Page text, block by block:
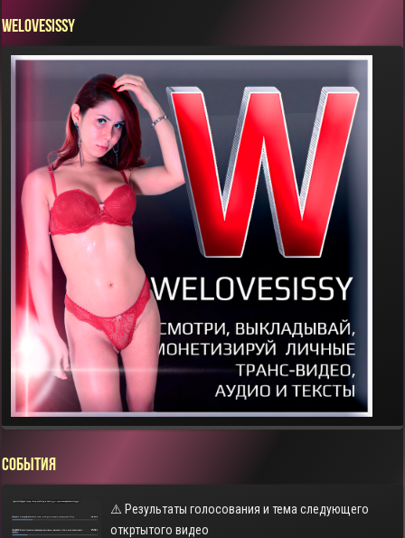
WELOVESISSY
СОБЫТИЯ
⚠️ Результаты голосования и тема следующего
откртытого видео